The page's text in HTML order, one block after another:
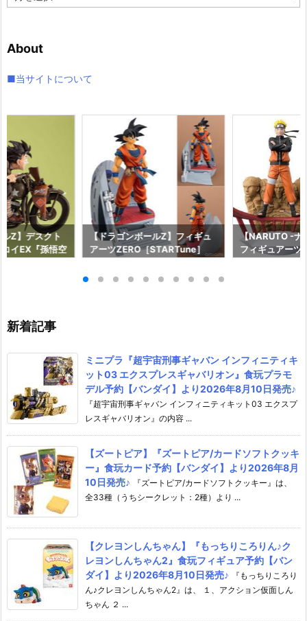
ー
ブ
About
■当サイトについて
Z】デスクト
イEX『孫悟空
【ドラゴンボールZ】フィギュ
アーツZERO［STARTune］
ギュア予約【バンダイ】より20
【NARUTO -ナ
フィギュアーツ
新着記事
ミニプラ『超宇宙刑事ギャバン インフィニティキ
ット03 エクスプレスギャバリオン』食玩プラモ
デル予約【バンダイ】より2026年8月10日発売♪
『超宇宙刑事ギャバン インフィニティキット03 エクスプ
レスギャバリオン』の内容 ...
【ズートピア】『ズートピア/カードソフトクッキ
ー』食玩カード予約【バンダイ】より2026年8月
10日発売♪
『ズートピア/カードソフトクッキー』は、
全33種（うちシークレット：2種）より ...
【クレヨンしんちゃん】『もっちりころりん♪ク
レヨンしんちゃん2』食玩フィギュア予約【バン
ダイ】より2026年8月10日発売♪
『もっちりころり
ん♪クレヨンしんちゃん2』は、 １、アクション仮面しん
ちゃん ２ ...